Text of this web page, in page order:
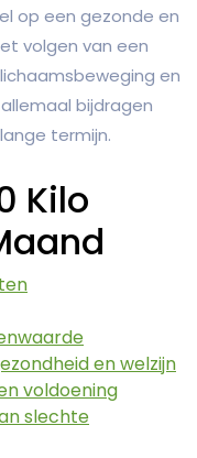
op een gezonde en
volgen van een
en
bijdragen
termijn.
Kilo
en welzijn
voldoening
slechte